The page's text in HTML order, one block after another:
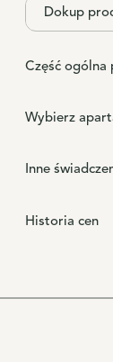
Dokup
Część
Wybierz
Inne
Historia cen